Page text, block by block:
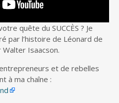
quête du SUCCÈS ? Je
par l’histoire de Léonard de
Isaacson.
et de rebelles
à ma chaîne :